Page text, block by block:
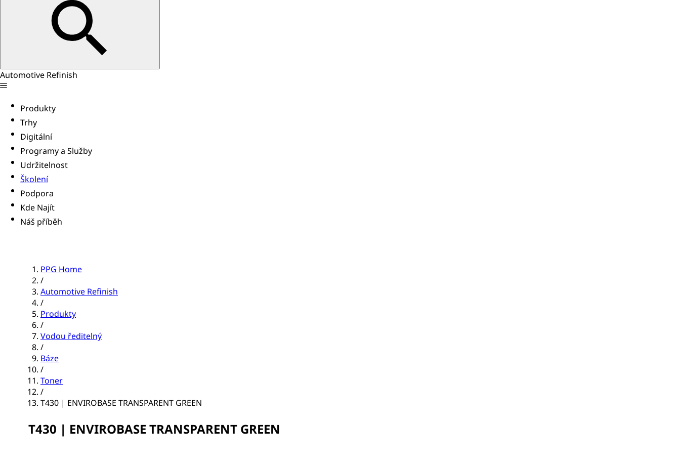
Automotive Refinish
Produkty
Trhy
Digitální
Programy a Služby
Udržitelnost
Školení
Podpora
Kde Najít
Náš příběh
PPG Home
/
Automotive Refinish
/
Produkty
/
Vodou ředitelný
/
Báze
/
Toner
/
T430 | ENVIROBASE TRANSPARENT GREEN
T430 | ENVIROBASE TRANSPARENT GREEN